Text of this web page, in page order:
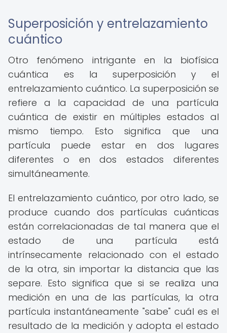
Superposición y entrelazamiento
cuántico
Otro fenómeno intrigante en la biofísica
cuántica es la superposición y el
entrelazamiento cuántico. La superposición se
refiere a la capacidad de una partícula
cuántica de existir en múltiples estados al
mismo tiempo. Esto significa que una
partícula puede estar en dos lugares
diferentes o en dos estados diferentes
simultáneamente.
El entrelazamiento cuántico, por otro lado, se
produce cuando dos partículas cuánticas
están correlacionadas de tal manera que el
estado de una partícula está
intrínsecamente relacionado con el estado
de la otra, sin importar la distancia que las
separe. Esto significa que si se realiza una
medición en una de las partículas, la otra
partícula instantáneamente "sabe" cuál es el
resultado de la medición y adopta el estado